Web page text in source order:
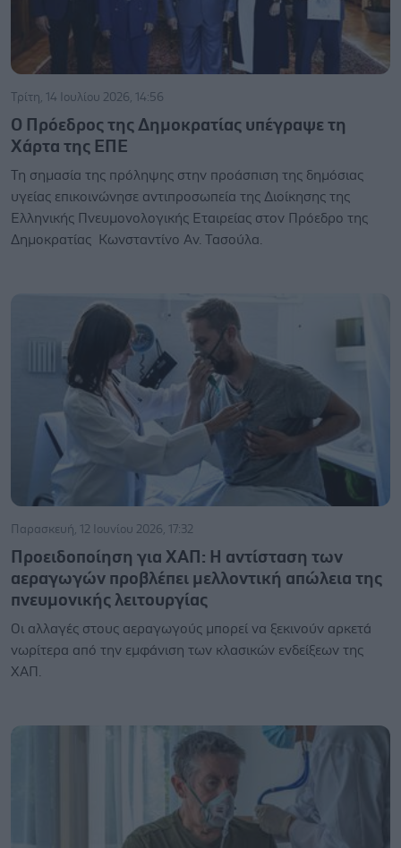
Τρίτη, 14 Ιουλίου 2026, 14:56
Ο Πρόεδρος της Δημοκρατίας υπέγραψε τη
Χάρτα της ΕΠΕ
Τη σημασία της πρόληψης στην προάσπιση της δημόσιας
υγείας επικοινώνησε αντιπροσωπεία της Διοίκησης της
Ελληνικής Πνευμονολογικής Εταιρείας στον Πρόεδρο της
Δημοκρατίας Κωνσταντίνο Αν. Τασούλα.
Παρασκευή, 12 Ιουνίου 2026, 17:32
Προειδοποίηση για ΧΑΠ: Η αντίσταση των
αεραγωγών προβλέπει μελλοντική απώλεια της
πνευμονικής λειτουργίας
Οι αλλαγές στους αεραγωγούς μπορεί να ξεκινούν αρκετά
νωρίτερα από την εμφάνιση των κλασικών ενδείξεων της
ΧΑΠ.